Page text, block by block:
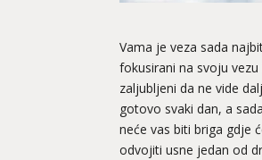
Vama je veza sada
fokusirani na svoju
zaljubljeni da ne vide
gotovo svaki dan, a
neće vas biti briga gdje
odvojiti usne jedan od